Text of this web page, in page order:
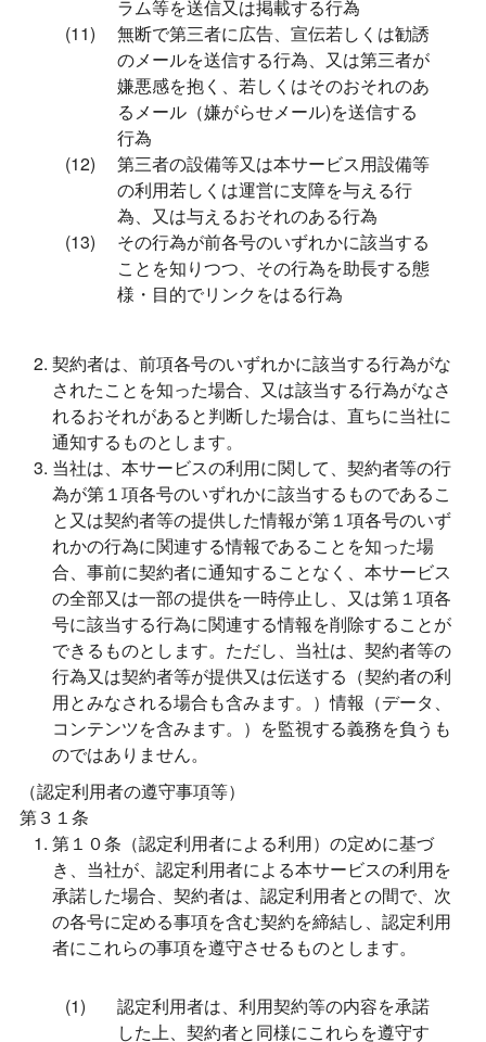
ラム等を送信又は掲載する行為
無断で第三者に広告、宣伝若しくは勧誘
のメールを送信する行為、又は第三者が
嫌悪感を抱く、若しくはそのおそれのあ
るメール（嫌がらせメール)を送信する
行為
第三者の設備等又は本サービス用設備等
の利用若しくは運営に支障を与える行
為、又は与えるおそれのある行為
その行為が前各号のいずれかに該当する
ことを知りつつ、その行為を助長する態
様・目的でリンクをはる行為
契約者は、前項各号のいずれかに該当する行為がな
されたことを知った場合、又は該当する行為がなさ
れるおそれがあると判断した場合は、直ちに当社に
通知するものとします。
当社は、本サービスの利用に関して、契約者等の行
為が第１項各号のいずれかに該当するものであるこ
と又は契約者等の提供した情報が第１項各号のいず
れかの行為に関連する情報であることを知った場
合、事前に契約者に通知することなく、本サービス
の全部又は一部の提供を一時停止し、又は第１項各
号に該当する行為に関連する情報を削除することが
できるものとします。ただし、当社は、契約者等の
行為又は契約者等が提供又は伝送する（契約者の利
用とみなされる場合も含みます。）情報（データ、
コンテンツを含みます。）を監視する義務を負うも
のではありません。
（認定利用者の遵守事項等）
第３１条
第１０条（認定利用者による利用）の定めに基づ
き、当社が、認定利用者による本サービスの利用を
承諾した場合、契約者は、認定利用者との間で、次
の各号に定める事項を含む契約を締結し、認定利用
者にこれらの事項を遵守させるものとします。
認定利用者は、利用契約等の内容を承諾
した上、契約者と同様にこれらを遵守す